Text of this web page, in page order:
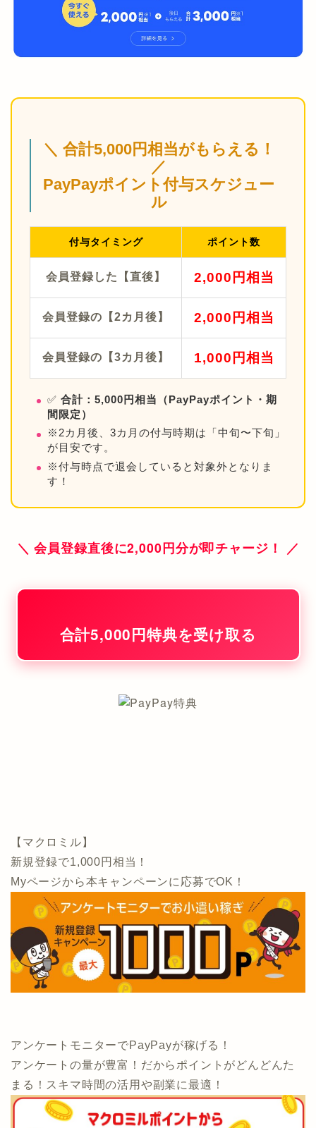
＼ 合計5,000円相当がもらえる！
／
PayPayポイント付与スケジュー
ル
付与タイミング ポイント数
会員登録した【直後】 2,000円相当
会員登録の【2カ月後】 2,000円相当
会員登録の【3カ月後】 1,000円相当
✅ 合計：5,000円相当（PayPayポイント・期
間限定）
※2カ月後、3カ月の付与時期は「中旬〜下旬」
が目安です。
※付与時点で退会していると対象外となりま
す！
＼ 会員登録直後に2,000円分が即チャージ！ ／
合計5,000円特典を受け取る
【マクロミル】
新規登録で1,000円相当！
Myページから本キャンペーンに応募でOK！
アンケートモニターでPayPayが稼げる！
アンケートの量が豊富！だからポイントがどんどんた
まる！スキマ時間の活用や副業に最適！